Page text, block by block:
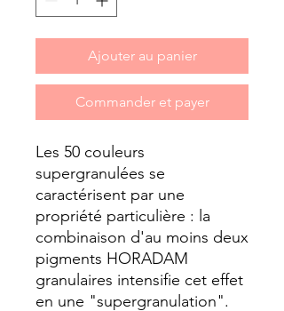
Ajouter au panier
Commander et payer
Les 50 couleurs
supergranulées se
caractérisent par une
propriété particulière : la
combinaison d'au moins deux
pigments HORADAM
granulaires intensifie cet effet
en une "supergranulation".